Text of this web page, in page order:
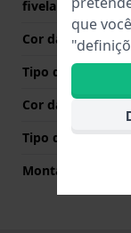
fivela
Cor da bracelete
Tipo de Fecho
Cor da fivela
Tipo de
Montagem Reta
que